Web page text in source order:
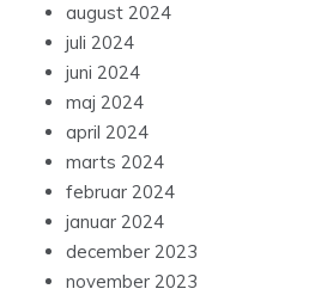
august 2024
juli 2024
juni 2024
maj 2024
april 2024
marts 2024
februar 2024
januar 2024
december 2023
november 2023